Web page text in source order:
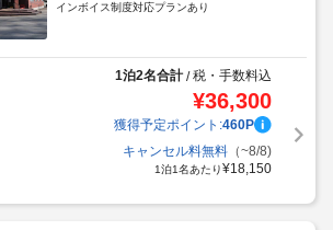
インボイス制度対応プランあり
1泊2名合計/税・手数料込
¥36,300
獲得予定ポイント:460P
キャンセル料無料（~8/8)
1泊1名あたり¥18,150